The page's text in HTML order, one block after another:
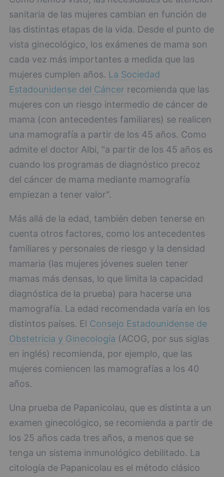
sanitaria de las mujeres cambian en función de
las distintas etapas de la vida. Desde el punto de
vista ginecológico, los exámenes de mama son
cada vez más importantes a medida que las
mujeres cumplen años. La Sociedad
Estadounidense del Cáncer recomienda que las
mujeres con un riesgo intermedio de cáncer de
mama (con antecedentes familiares) se realicen
una mamografía a partir de los 45 años. Como
admite el doctor Albi, "a partir de los 45 años es
cuando los programas de diagnóstico precoz
del cáncer de mama mediante mamografía
empiezan a tener valor".
Más allá de la edad, también deben tenerse en
cuenta otros factores, como los antecedentes
familiares y personales de riesgo y la densidad
mamaria (las mujeres jóvenes suelen tener
mamas más densas, lo que limita la capacidad
diagnóstica de la prueba) para hacerse una
mamografía. La edad recomendada varía en los
distintos países. El Consejo Estadounidense de
Obstetricia y Ginecología (ACOG, por sus siglas
en inglés) recomienda, por ejemplo, que las
mujeres comiencen las mamografías a los 40
años.
Una prueba de Papanicolau, que es distinta a un
examen ginecológico, se recomienda a partir de
los 25 años cada tres años, a menos que se
tenga un sistema inmunológico debilitado. La
citología de Papanicolau es el método clásico